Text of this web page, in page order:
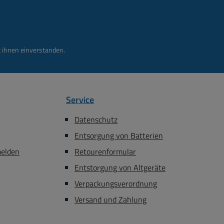
Blenden, D-
Winkeladapter
fach Buchse Bst
Busch-Jäger
Fabrikat GIRA
630-03340 =
= D-Type
Metallleiste für bis zu 12 D-
Wände usw. Art-Nr 85-
771-03320 = Unterputz D-
Type Träger Blende Art-Nr
Unterputz D-Type Träger
Rahmen Art-Nr 85-771-
03060 = D-Type Bodendose
Wanddose Vollmetall Art-Nr
einverstanden.
Service
Datenschutz
Entsorgung von Batterien
Retourenformular
Entstorgung von Altgeräte
Verpackungsverordnung
Versand und Zahlung